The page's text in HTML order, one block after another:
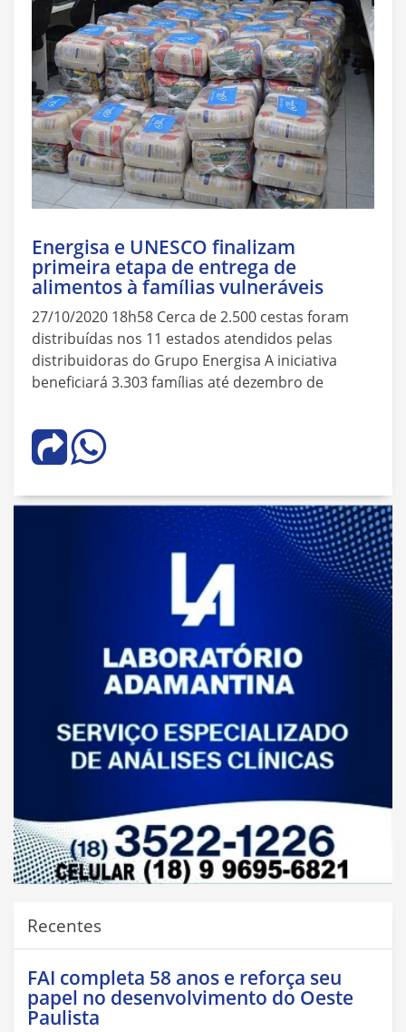
Energisa e UNESCO finalizam
primeira etapa de entrega de
alimentos à famílias vulneráveis
27/10/2020 18h58 Cerca de 2.500 cestas foram
distribuídas nos 11 estados atendidos pelas
distribuidoras do Grupo Energisa A iniciativa
beneficiará 3.303 famílias até dezembro de
Recentes
FAI completa 58 anos e reforça seu
papel no desenvolvimento do Oeste
Paulista